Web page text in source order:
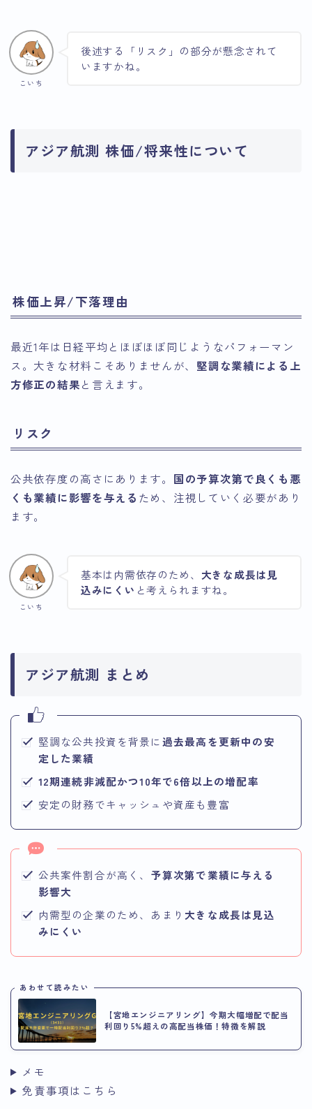
こいち
後述する「リスク」の部分が懸念されて
いますかね。
アジア航測 株価/将来性について
株価上昇/下落理由
最近1年は日経平均とほぼほぼ同じようなパフォーマン
ス。大きな材料こそありませんが、 堅調な業績による上
方修正の結果と言えます。
リスク
公共依存度の高さにあります。 国の予算次第で良くも悪
くも業績に影響を与える ため、注視していく必要があり
ます。
こいち
基本は内需依存のため、 大きな成長は見
込みにくい と考えられますね。
アジア航測 まとめ
堅調な公共投資を背景に過去最高を更新中の安
定した業績
12期連続非減配かつ10年で6倍以上の増配率
安定の財務でキャッシュや資産も豊富
公共案件割合が高く、 予算次第で業績に与える
影響大
内需型の企業のため、あまり 大きな成長は見込
みにくい
あわせて読みたい
【宮地エンジニアリング】今期大幅増配で配当
利回り5%超えの高配当株価！特徴を解説
メモ
免責事項はこちら